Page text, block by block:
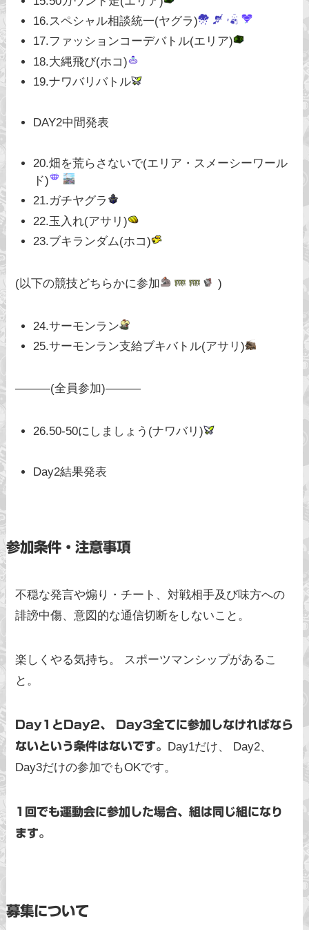
16.スペシャル相談統一(ヤグラ)
17.ファッションコーデバトル(エリア)
18.大縄飛び(ホコ)
19.ナワバリバトル
DAY2中間発表
20.畑を荒らさないで(エリア・スメーシーワール
ド)
21.ガチヤグラ
22.玉入れ(アサリ)
23.ブキランダム(ホコ)
(以下の競技どちらかに参加 )
24.サーモンラン
25.サーモンラン支給ブキバトル(アサリ)
———(全員参加)———
26.50-50にしましょう(ナワバリ)
Day2結果発表
参加条件・注意事項
不穏な発言や煽り・チート、対戦相手及び味方への
誹謗中傷、意図的な通信切断をしないこと。
楽しくやる気持ち。 スポーツマンシップがあるこ
と。
Day1とDay2、 Day3全てに参加しなければなら
ないという条件はないです。 Day1だけ、 Day2、
Day3だけの参加でもOKです。
1回でも運動会に参加した場合、組は同じ組になり
ます。
募集について